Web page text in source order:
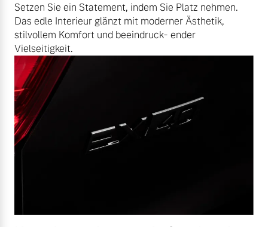
Setzen Sie ein Statement, indem Sie Platz nehmen.
Das edle Interieur glänzt mit moderner Ästhetik,
stilvollem Komfort und beeindruck- ender
Vielseitigkeit.